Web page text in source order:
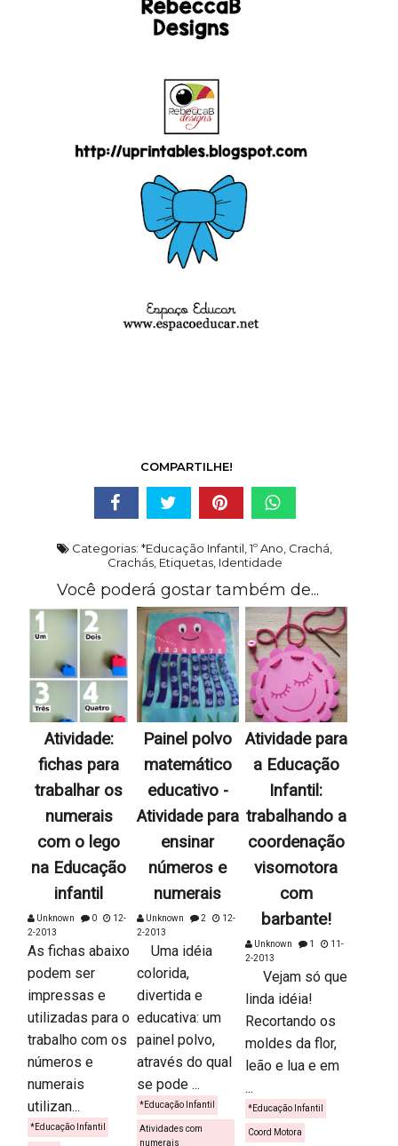
COMPARTILHE!
Categorias:*Educação Infantil,1º Ano, Crachá,
Crachás, Etiquetas, Identidade
Você poderá gostar também de...
Atividade:
fichas para
trabalhar os
numerais
com o lego
na Educação
infantil
Unknown 0
12-
2-2013
As fichas abaixo
podem ser
impressas e
utilizadas para o
trabalho com os
números e
numerais
utilizan...
*Educação Infantil
Painel polvo
matemático
educativo -
Atividade para
ensinar
números e
numerais
Unknown 2
12-
2-2013
Uma idéia
colorida,
divertida e
educativa: um
painel polvo,
através do qual
se pode ...
*Educação Infantil
Atividades com
numerais
Atividade para
a Educação
Infantil:
trabalhando a
coordenação
visomotora
com
barbante!
Unknown 1
11-
2-2013
Vejam só que
linda idéia!
Recortando os
moldes da flor,
leão e lua e em
...
*Educação Infantil
Coord Motora